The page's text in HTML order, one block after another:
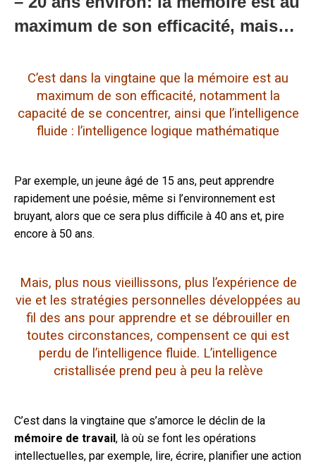
maximum de son efficacité, mais…
C’est dans la vingtaine que la mémoire est au
maximum de son efficacité, notamment la
capacité de se concentrer, ainsi que l’intelligence
fluide : l’intelligence logique mathématique
Par exemple, un jeune âgé de 15 ans, peut apprendre
rapidement une poésie, même si l’environnement est
bruyant, alors que ce sera plus difficile à 40 ans et, pire
encore à 50 ans.
Mais, plus nous vieillissons, plus l’expérience de
vie et les stratégies personnelles développées au
fil des ans pour apprendre et se débrouiller en
toutes circonstances, compensent ce qui est
perdu de l’intelligence fluide. L’intelligence
cristallisée prend peu à peu la relève
C’est dans la vingtaine que s’amorce le déclin de la
mémoire de travail , là où se font les opérations
intellectuelles, par exemple, lire, écrire, planifier une action